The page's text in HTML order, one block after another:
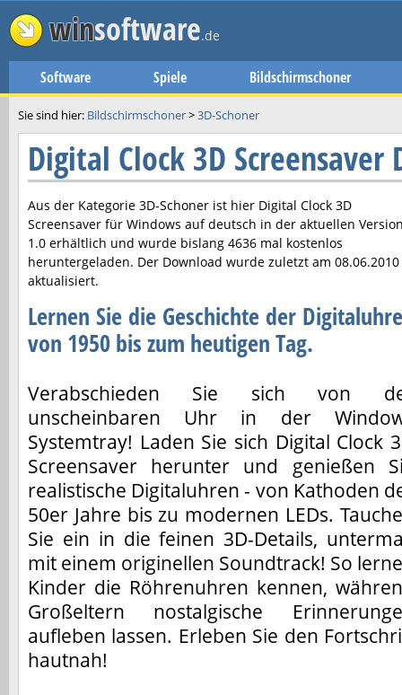
winsoftware.de
Software Spiele Bildschirmschoner
Sie sind hier: Bildschirmschoner>3D-Schoner
Digital Clock 3D Screensaver
Aus der Kategorie 3D-Schoner ist hier Digital Clock 3D
Screensaver für Windows auf deutsch in der aktuellen
1.0 erhältlich und wurde bislang 4636 mal kostenlos
heruntergeladen. Der Download wurde zuletzt am 08.06.2010
aktualisiert.
Lernen Sie die Geschichte der
von 1950 bis zum heutigen Tag.
Verabschieden Sie sich von
unscheinbaren Uhr in der
Systemtray! Laden Sie sich Digital Clock
Screensaver herunter und genießen
realistische Digitaluhren - von Kathoden
50er Jahre bis zu modernen LEDs.
Sie ein in die feinen 3D-Details,
mit einem originellen Soundtrack! So
Kinder die Röhrenuhren kennen,
Großeltern nostalgische
aufleben lassen. Erleben Sie den
hautnah!